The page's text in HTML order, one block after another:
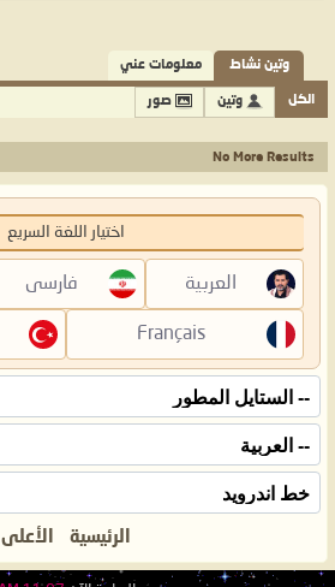
وتين نشاط معلومات عني
الكل وتين صور
No More Results
اختيار اللغة السريع
العربية فارسی
Français
الرئيسية الأعلى